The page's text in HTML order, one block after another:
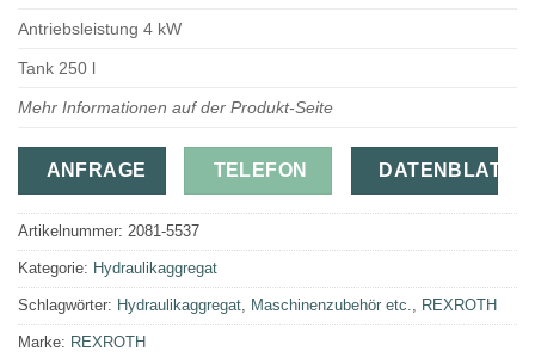
Antriebsleistung 4 kW
Tank 250 l
Mehr Informationen auf der Produkt-Seite
ANFRAGE TELEFON DATENBLATT
Artikelnummer: 2081-5537
Kategorie: Hydraulikaggregat
Schlagwörter: Hydraulikaggregat, Maschinenzubehör etc., REXROTH
Marke: REXROTH